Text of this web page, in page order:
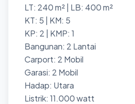
LT: 240 m² | LB: 400 m²
KT: 5 | KM: 5
KP: 2 | KMP: 1
Bangunan: 2 Lantai
Carport: 2 Mobil
Garasi: 2 Mobil
Hadap: Utara
Listrik: 11.000 watt